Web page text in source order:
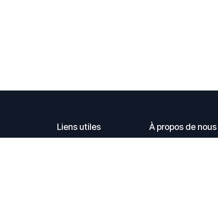
Liens utiles À propos de nous